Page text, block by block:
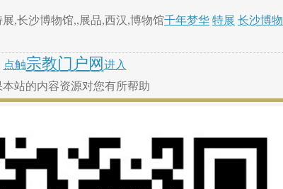
,长沙博物馆,,展品,西汉,博物馆千年梦华 特展 长沙博物
点触宗教门户网 进入
本站的内容资源对您有所帮助